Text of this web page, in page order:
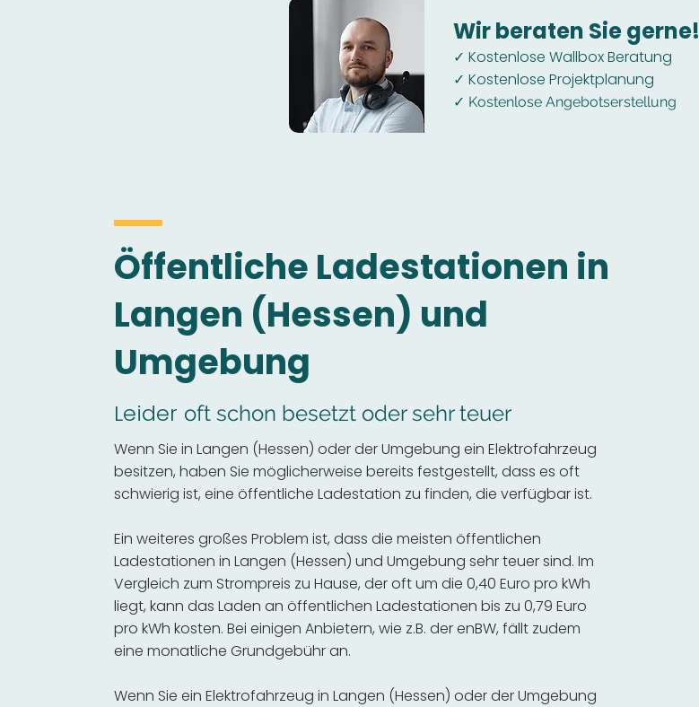
Wir beraten Sie gerne!
✓ Kostenlose Wallbox Beratung
✓ Kostenlose Projektplanung
✓ Kostenlose Angebotserstellung
Öffentliche Ladestationen in
Langen (Hessen) und
Umgebung
Leider oft schon besetzt oder sehr teuer
Wenn Sie in Langen (Hessen) oder der Umgebung ein Elektrofahrzeug
besitzen, haben Sie möglicherweise bereits festgestellt, dass es oft
schwierig ist, eine öffentliche Ladestation zu finden, die verfügbar ist.
Ein weiteres großes Problem ist, dass die meisten öffentlichen
Ladestationen in Langen (Hessen) und Umgebung sehr teuer sind. Im
Vergleich zum Strompreis zu Hause, der oft um die 0,40 Euro pro kWh
liegt, kann das Laden an öffentlichen Ladestationen bis zu 0,79 Euro
pro kWh kosten. Bei einigen Anbietern, wie z.B. der enBW, fällt zudem
eine monatliche Grundgebühr an.
Wenn Sie ein Elektrofahrzeug in Langen (Hessen) oder der Umgebung